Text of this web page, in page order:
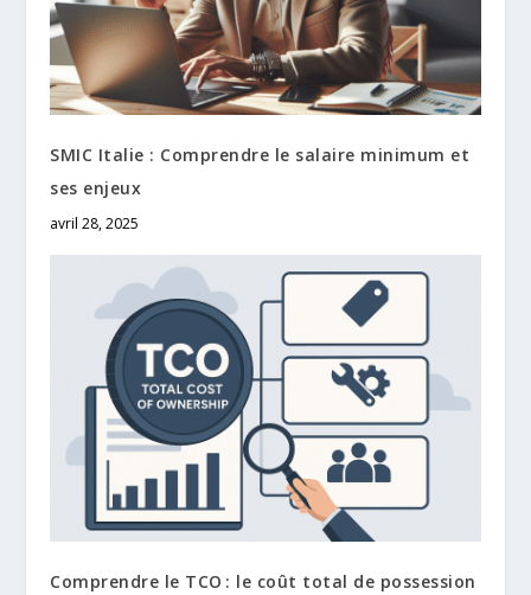
SMIC Italie : Comprendre le salaire minimum et
ses enjeux
avril 28, 2025
Comprendre le TCO : le coût total de possession